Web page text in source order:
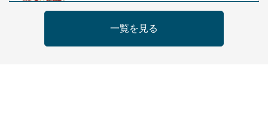
開演：午前10時（9時30分開場）
前売2,500円 当日3,000円
一覧を見る